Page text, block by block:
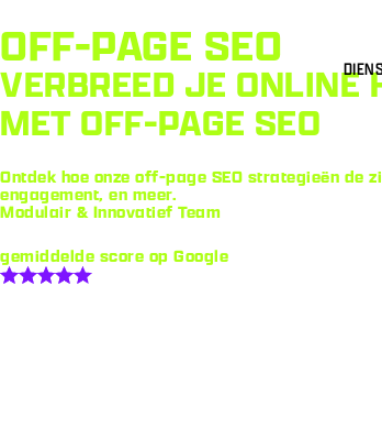
OFF-PAGE SEO
VERBREED JE ONLINE
MET OFF-PAGE SEO
Ontdek hoe onze off-page SEO strategieën
engagement, en meer.
Modulair & Innovatief Team
gemiddelde score op Google